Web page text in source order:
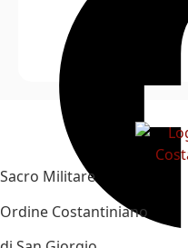
Sacro Militare
Ordine Costantiniano